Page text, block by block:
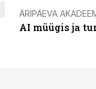
ÄRIPÄEVA
AI müügis ja